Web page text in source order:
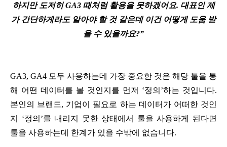
하지만 도저히 GA3 때처럼 활용을 못하겠어요. 대표인 제
가 간단하게라도 알아야 할 것 같은데 이건 어떻게 도움 받
을 수 있을까요?”
GA3, GA4 모두 사용하는데 가장 중요한 것은 해당 툴을 통
해 어떤 데이터를 볼 것인지를 먼저 ‘정의’하는 것입니다.
본인의 브랜드, 기업이 필요로 하는 데이터가 어떠한 것인
지 ‘정의’를 내리지 못한 상태에서 툴을 사용하게 된다면
툴을 사용하는데 한계가 있을 수밖에 없습니다.